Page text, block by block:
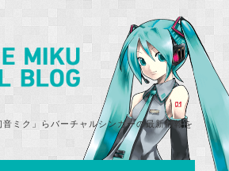
ミク」らバーチャルシンガーの最新情報を